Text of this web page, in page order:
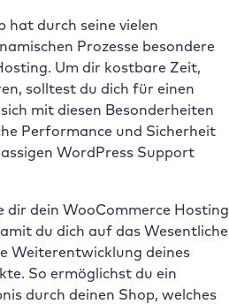
hat durch seine vielen
Prozesse besondere
Um dir kostbare Zeit,
solltest du dich für einen
mit diesen Besonderheiten
Performance und Sicherheit
WordPress Support
dir dein WooCommerce Hosting
du dich auf das Wesentliche
Weiterentwicklung deines
So ermöglichst du ein
durch deinen Shop, welches